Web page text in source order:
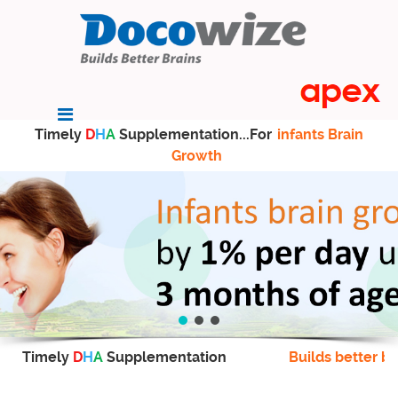
Timely DHA Supplementation...For infants Brain
Growth
Timely DHA Supplementation Builds better